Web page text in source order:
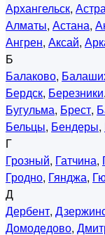
Архангельск,
Алматы, Астана,
Ангрен, Аксай,
Б
Балаково,
Бердск, Березники,
Бугульма, Брест,
Бельцы, Бендеры,
Г
Грозный, Гатчина,
Гродно, Гянджа,
Д
Дербент,
Домодедово,